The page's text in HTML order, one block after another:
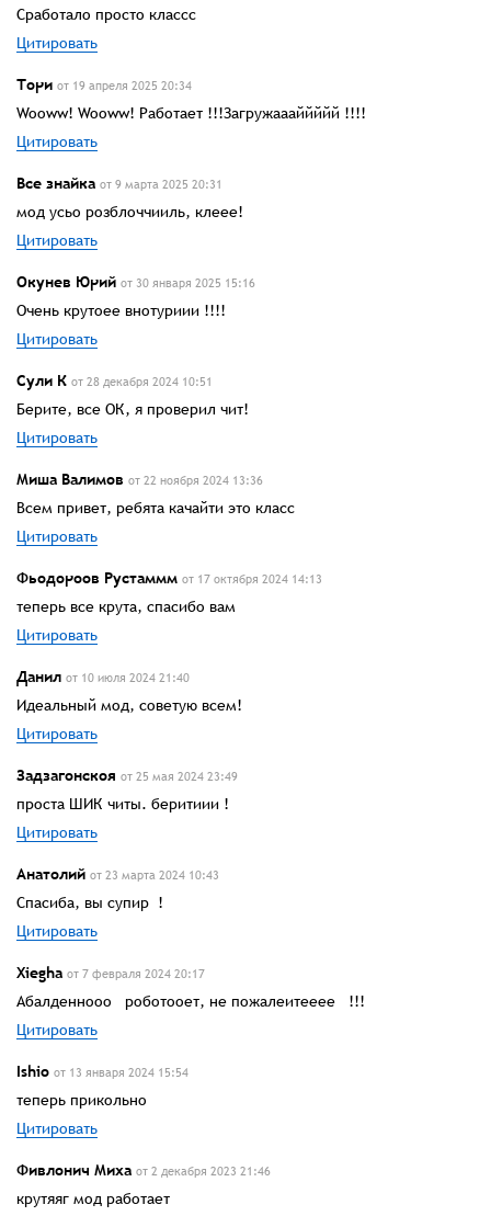
Сработало просто классс
Цитировать
Тори от 19 апреля 2025 20:34
Wooww! Wooww! Работает !!!Загружаааййййй !!!!
Цитировать
Все знайка от 9 марта 2025 20:31
мод усьо розблоччииль, клеее!
Цитировать
Окунев Юрий от 30 января 2025 15:16
Очень крутоее внотуриии !!!!
Цитировать
Сули К от 28 декабря 2024 10:51
Берите, все ОК, я проверил чит!
Цитировать
Миша Валимов от 22 ноября 2024 13:36
Всем привет, ребята качайти это класс
Цитировать
Фьодороов Рустаммм от 17 октября 2024 14:13
теперь все крута, спасибо вам
Цитировать
Данил от 10 июля 2024 21:40
Идеальный мод, советую всем!
Цитировать
Задзагонскоя от 25 мая 2024 23:49
проста ШИК читы. беритиии !
Цитировать
Анатолий от 23 марта 2024 10:43
Спасиба, вы супир !
Цитировать
Xiegha от 7 февраля 2024 20:17
Абалденнооо роботооет, не пожалеитееее !!!
Цитировать
Ishio от 13 января 2024 15:54
теперь прикольно
Цитировать
Фивлонич Миха от 2 декабря 2023 21:46
крутяяг мод работает